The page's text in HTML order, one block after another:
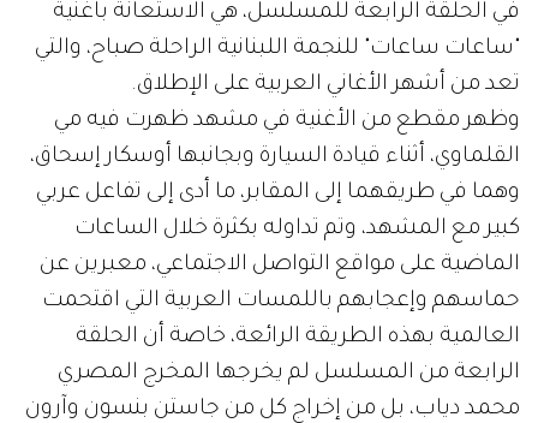
في الحلقة الرابعة للمسلسل، هي الاستعانة بأغنية
"ساعات ساعات" للنجمة اللبنانية الراحلة صباح، والتي
تعد من أشهر الأغاني العربية على الإطلاق.
وظهر مقطع من الأغنية في مشهد ظهرت فيه مي
القلماوي، أثناء قيادة السيارة وبجانبها أوسكار إسحاق،
وهما في طريقهما إلى المقابر، ما أدى إلى تفاعل عربي
كبير مع المشهد، وتم تداوله بكثرة خلال الساعات
الماضية على مواقع التواصل الاجتماعي، معبرين عن
حماسهم وإعجابهم باللمسات العربية التي اقتحمت
العالمية بهذه الطريقة الرائعة، خاصة أن الحلقة
الرابعة من المسلسل لم يخرجها المخرج المصري
محمد دياب، بل من إخراج كل من جاستن بنسون وآرون